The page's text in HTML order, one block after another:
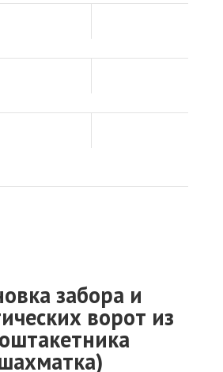
забора и
ворот из